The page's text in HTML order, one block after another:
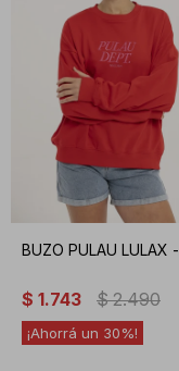
BUZO PULAU LULAX
$ 1.743 $ 2.490
30